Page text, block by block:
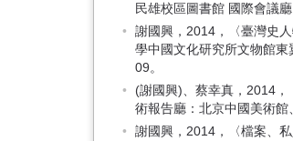
民雄校區圖書館 國際會議
謝國興，2014，〈臺灣史
學中國文化研究所文物館
09。
(謝國興)、蔡幸真，2014
術報告廳：北京中國美術
謝國興，2014，〈檔案、